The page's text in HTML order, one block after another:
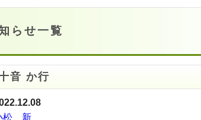
らせ一覧
音 か行
松 新